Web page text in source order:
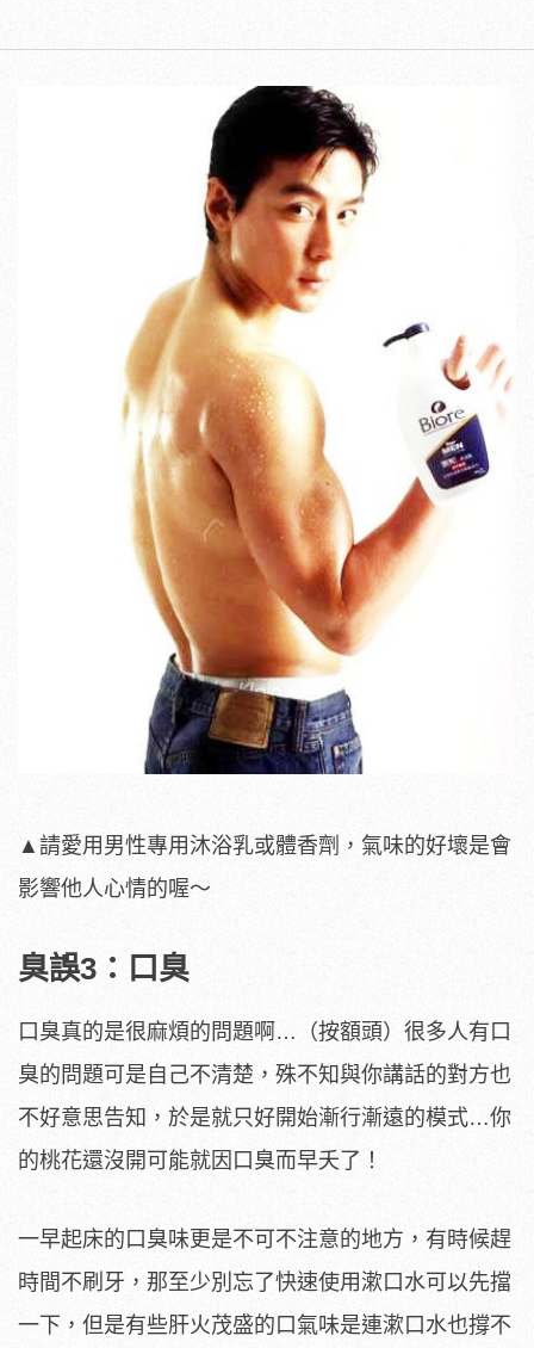
▲請愛用男性專用沐浴乳或體香劑，氣味的好壞是會
影響他人心情的喔～
臭誤3：口臭
口臭真的是很麻煩的問題啊…（按額頭）很多人有口
臭的問題可是自己不清楚，殊不知與你講話的對方也
不好意思告知，於是就只好開始漸行漸遠的模式…你
的桃花還沒開可能就因口臭而早夭了！
一早起床的口臭味更是不可不注意的地方，有時候趕
時間不刷牙，那至少別忘了快速使用漱口水可以先擋
一下，但是有些肝火茂盛的口氣味是連漱口水也撐不